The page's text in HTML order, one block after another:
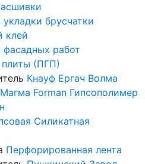
брусчатки
клей
работ
плиты (ПГП)
Кнауф Ергач Волма
Магма Forman Гипсополимер
Силикатная
Перфорированная лента